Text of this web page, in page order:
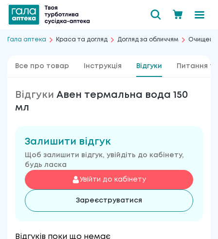
Гала аптека Краса та догляд Догляд за обличчям
Все про товар Інструкція Відгуки Питання та
Відгуки Авен термальна вода 150
мл
Залишити відгук
Щоб залишити відгук, увійдіть до кабінету,
будь ласка
Увійти до кабінету
Зареєструватися
Відгуків поки що немає